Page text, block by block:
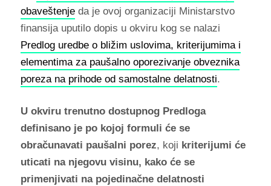
obaveštenjeda je ovoj organizaciji Ministarstvo
finansija uputilo dopis u okviru kog se nalazi
Predlog uredbe о bližim uslovima, kriterijumima i
elementima za paušalno oporezivanje obveznika
poreza na prihode od samostalne delatnosti.
U okviru trenutno dostupnog Predloga
definisano je po kojoj formuli će se
obračunavati paušalni porez, koji kriterijumi će
uticati na njegovu visinu, kako će se
primenjivati na pojedinačne delatnosti